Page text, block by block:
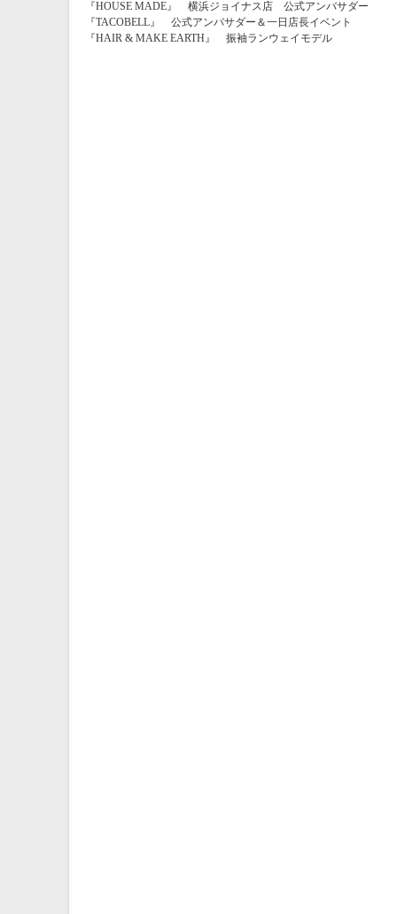
『HOUSE MADE』 横浜ジョイナス店 公式アンバサダー
『TACOBELL』 公式アンバサダー＆一日店長イベント
『HAIR & MAKE EARTH』 振袖ランウェイモデル